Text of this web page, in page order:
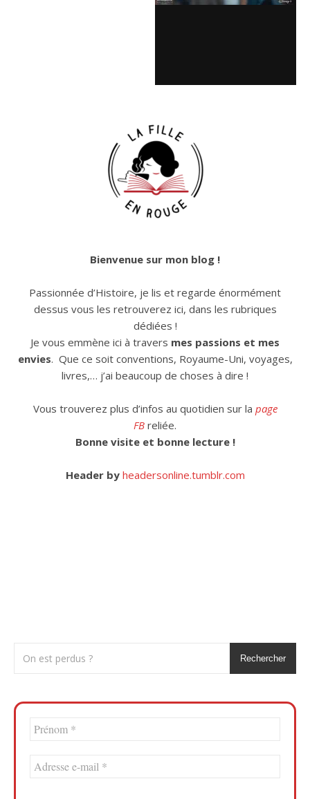
Bienvenue sur mon blog !
Passionnée d’Histoire, je lis et regarde énormément
dessus vous les retrouverez ici, dans les rubriques
dédiées !
Je vous emmène ici à travers mes passions et mes
envies. Que ce soit conventions, Royaume-Uni, voyages,
livres,… j’ai beaucoup de choses à dire !
Vous trouverez plus d’infos au quotidien sur la page
FB reliée.
Bonne visite et bonne lecture !
Header by headersonline.tumblr.com
Rechercher